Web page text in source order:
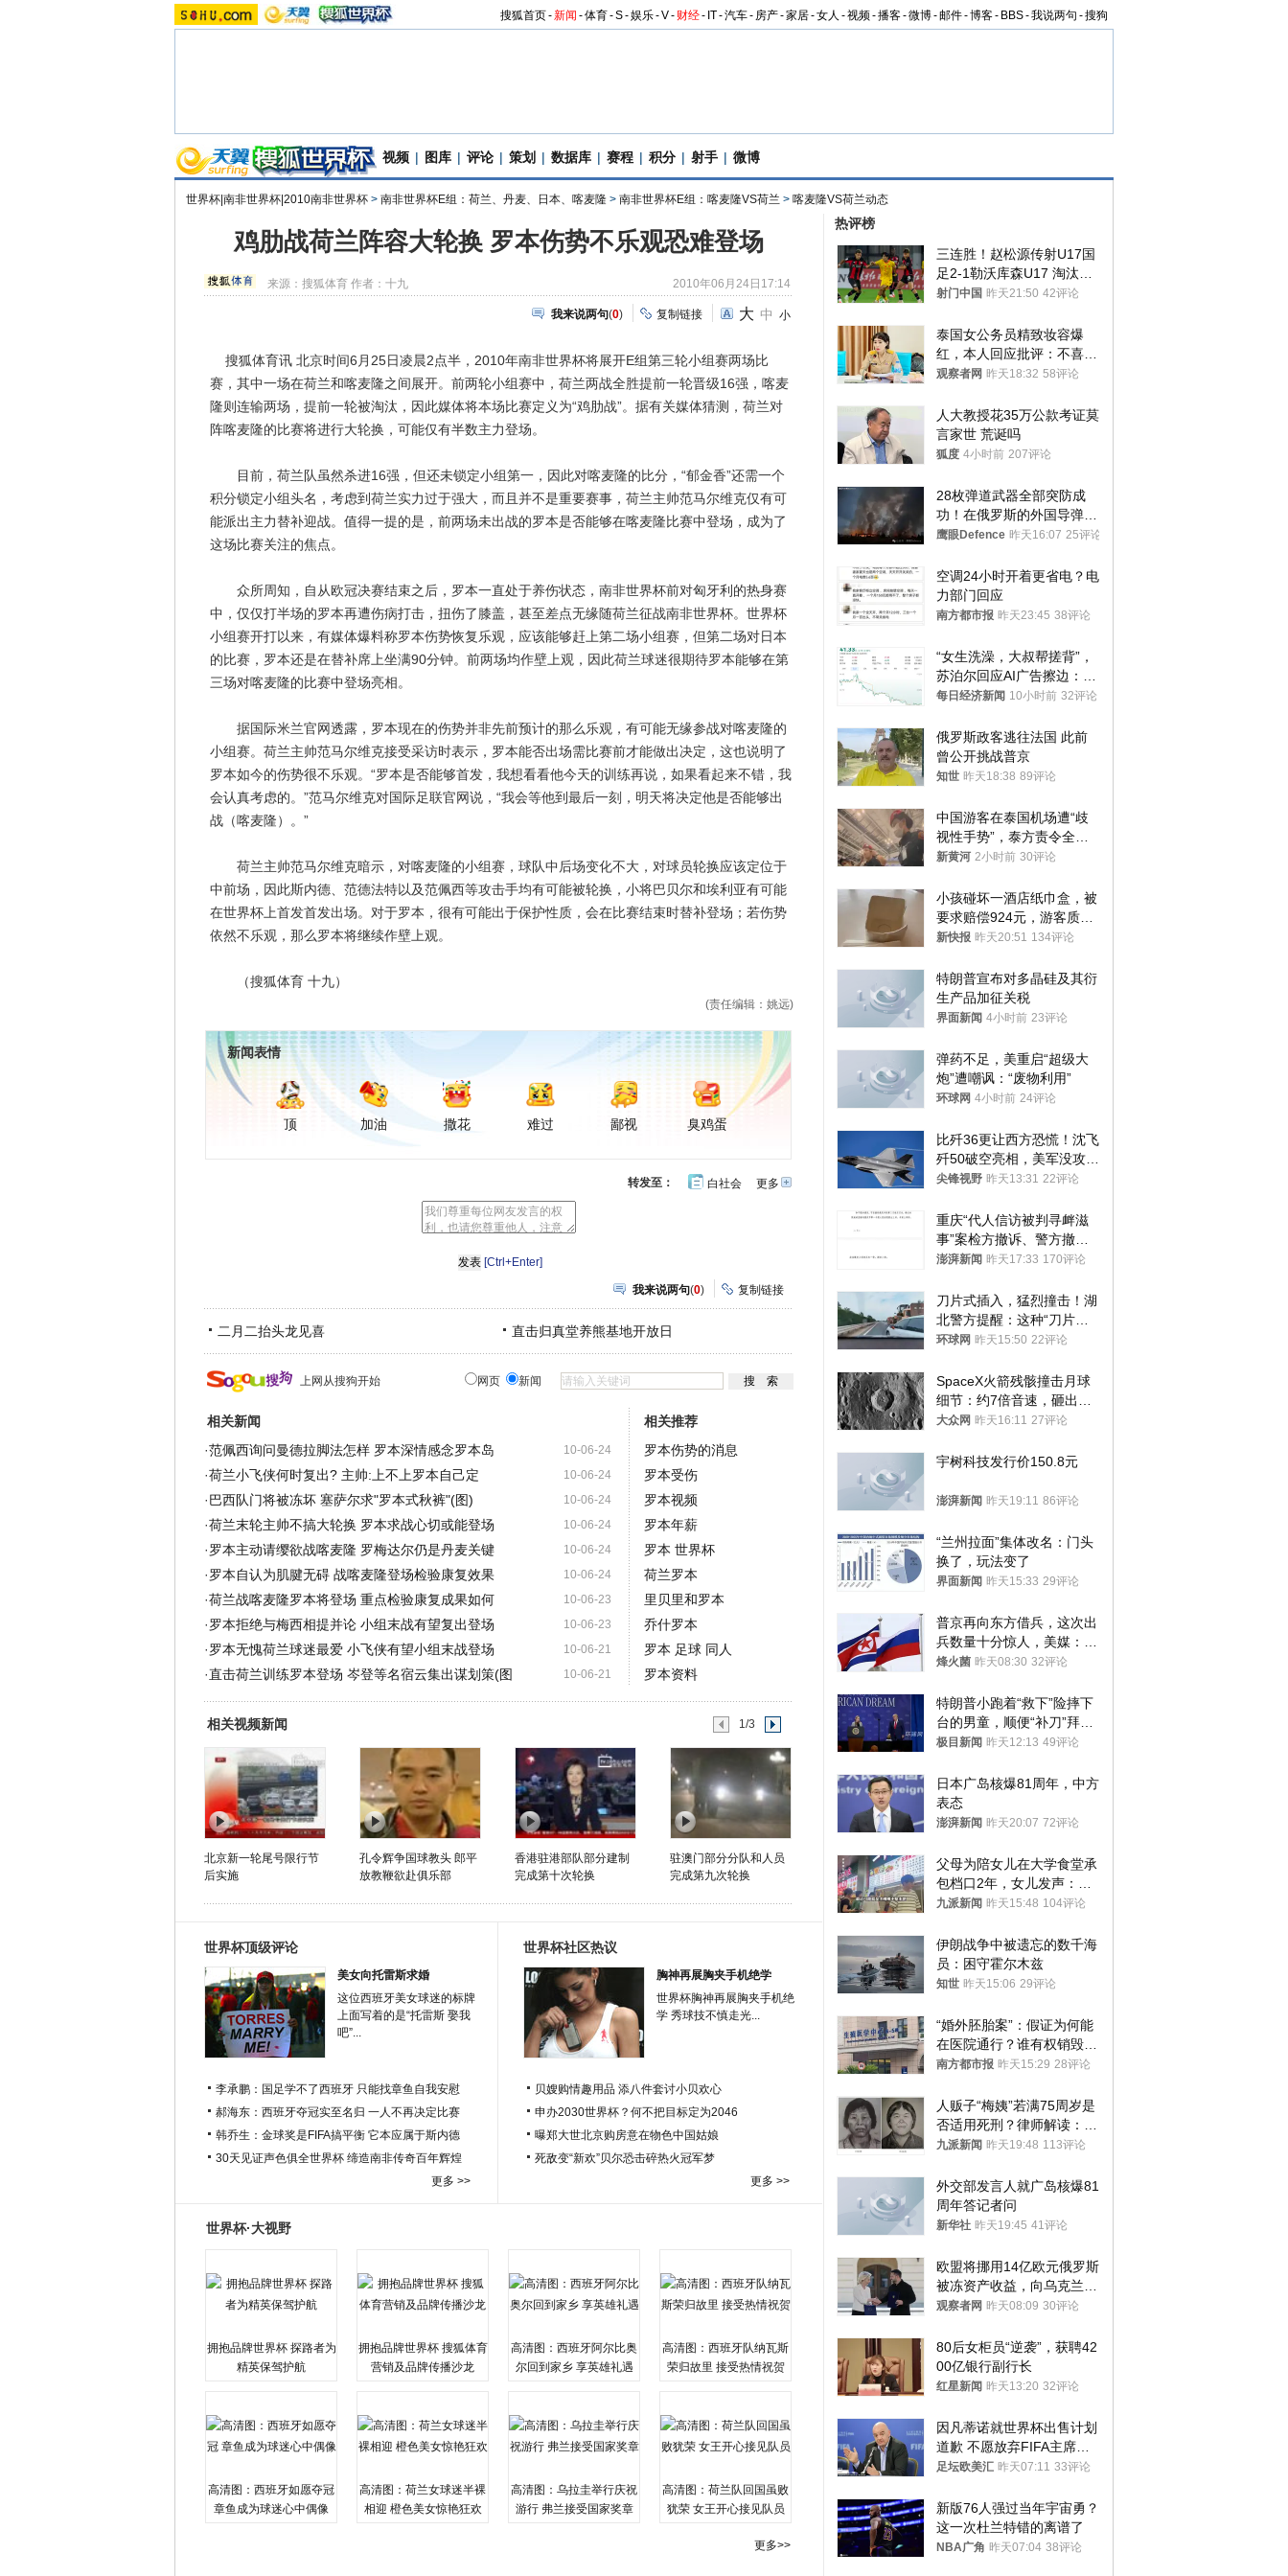
搜狐首页-新闻 -体育-S-娱乐-V- 财经- IT-汽车- 房产-家居-女人 -视频-播客-微博-邮件-博客- BBS-我说两句 -搜狗
视频 | 图库 | 评论 | 策划 | 数据库 | 赛程 | 积分 | 射手 | 微博
世界杯|南非世界杯|2010南非世界杯 > 南非世界杯E组：荷兰、丹麦、日本、喀麦隆 > 南非世界杯E组：喀麦隆VS荷兰 > 喀麦隆VS荷兰动态
鸡肋战荷兰阵容大轮换 罗本伤势不乐观恐难登场
来源：搜狐体育 作者：十九 2010年06月24日17:14
我来说两句(0) 复制链接 大 中 小
搜狐体育讯 北京时间6月25日凌晨2点半，2010年南非世界杯将展开E组第三轮小组赛两场比
赛，其中一场在荷兰和喀麦隆之间展开。前两轮小组赛中，荷兰两战全胜提前一轮晋级16强，喀麦
隆则连输两场，提前一轮被淘汰，因此媒体将本场比赛定义为“鸡肋战”。据有关媒体猜测，荷兰对
阵喀麦隆的比赛将进行大轮换，可能仅有半数主力登场。
目前，荷兰队虽然杀进16强，但还未锁定小组第一，因此对喀麦隆的比分，“郁金香”还需一个
积分锁定小组头名，考虑到荷兰实力过于强大，而且并不是重要赛事，荷兰主帅范马尔维克仅有可
能派出主力替补迎战。值得一提的是，前两场未出战的罗本是否能够在喀麦隆比赛中登场，成为了
这场比赛关注的焦点。
众所周知，自从欧冠决赛结束之后，罗本一直处于养伤状态，南非世界杯前对匈牙利的热身赛
中，仅仅打半场的罗本再遭伤病打击，扭伤了膝盖，甚至差点无缘随荷兰征战南非世界杯。世界杯
小组赛开打以来，有媒体爆料称罗本伤势恢复乐观，应该能够赶上第二场小组赛，但第二场对日本
的比赛，罗本还是在替补席上坐满90分钟。前两场均作壁上观，因此荷兰球迷很期待罗本能够在第
三场对喀麦隆的比赛中登场亮相。
据国际米兰官网透露，罗本现在的伤势并非先前预计的那么乐观，有可能无缘参战对喀麦隆的
小组赛。荷兰主帅范马尔维克接受采访时表示，罗本能否出场需比赛前才能做出决定，这也说明了
罗本如今的伤势很不乐观。“罗本是否能够首发，我想看看他今天的训练再说，如果看起来不错，我
会认真考虑的。”范马尔维克对国际足联官网说，“我会等他到最后一刻，明天将决定他是否能够出
战（喀麦隆）。”
荷兰主帅范马尔维克暗示，对喀麦隆的小组赛，球队中后场变化不大，对球员轮换应该定位于
中前场，因此斯内德、范德法特以及范佩西等攻击手均有可能被轮换，小将巴贝尔和埃利亚有可能
在世界杯上首发首发出场。对于罗本，很有可能出于保护性质，会在比赛结束时替补登场；若伤势
依然不乐观，那么罗本将继续作壁上观。
（搜狐体育 十九）
(责任编辑：姚远)
新闻表情
顶 加油 撒花 难过 鄙视 臭鸡蛋
更多开
转发至： 白社会
[Ctrl+Enter]
我来说两句(0) 复制链接
二月二抬头龙见喜 直击归真堂养熊基地开放日
上网从搜狗开始 网页 新闻
相关新闻
10-06-24
·范佩西询问曼德拉脚法怎样 罗本深情感念罗本岛
10-06-24
·荷兰小飞侠何时复出? 主帅:上不上罗本自己定
10-06-24
·巴西队门将被冻坏 塞萨尔求"罗本式秋裤"(图)
10-06-24
·荷兰末轮主帅不搞大轮换 罗本求战心切或能登场
10-06-24
·罗本主动请缨欲战喀麦隆 罗梅达尔仍是丹麦关键
10-06-24
·罗本自认为肌腱无碍 战喀麦隆登场检验康复效果
10-06-23
·荷兰战喀麦隆罗本将登场 重点检验康复成果如何
10-06-23
·罗本拒绝与梅西相提并论 小组末战有望复出登场
10-06-21
·罗本无愧荷兰球迷最爱 小飞侠有望小组末战登场
10-06-21
·直击荷兰训练罗本登场 岑登等名宿云集出谋划策(图
相关推荐
罗本伤势的消息
罗本受伤
罗本视频
罗本年薪
罗本 世界杯
荷兰罗本
里贝里和罗本
乔什罗本
罗本 足球 同人
罗本资料
相关视频新闻 1/3
北京新一轮尾号限行节
后实施
孔令辉争国球教头 郎平
放教鞭欲赴俱乐部
香港驻港部队部分建制
完成第十次轮换
驻澳门部分分队和人员
完成第九次轮换
世界杯顶级评论
美女向托雷斯求婚
这位西班牙美女球迷的标牌
上面写着的是“托雷斯 娶我
吧”...
李承鹏：国足学不了西班牙 只能找章鱼自我安慰
郝海东：西班牙夺冠实至名归 一人不再决定比赛
韩乔生：金球奖是FIFA搞平衡 它本应属于斯内德
30天见证声色俱全世界杯 缔造南非传奇百年辉煌
更多 >>
世界杯社区热议
胸神再展胸夹手机绝学
世界杯胸神再展胸夹手机绝
学 秀球技不慎走光...
贝嫂购情趣用品 添八件套讨小贝欢心
申办2030世界杯？何不把目标定为2046
曝郑大世北京购房意在物色中国姑娘
死敌变“新欢”贝尔恐击碎热火冠军梦
更多 >>
世界杯·大视野
拥抱品牌世界杯 探路者为
精英保驾护航
拥抱品牌世界杯 搜狐体育
营销及品牌传播沙龙
高清图：西班牙阿尔比奥
尔回到家乡 享英雄礼遇
高清图：西班牙队纳瓦斯
荣归故里 接受热情祝贺
高清图：西班牙如愿夺冠
章鱼成为球迷心中偶像
高清图：荷兰女球迷半裸
相迎 橙色美女惊艳狂欢
高清图：乌拉圭举行庆祝
游行 弗兰接受国家奖章
高清图：荷兰队回国虽败
犹荣 女王开心接见队员
更多>>
热评榜
三连胜！赵松源传射U17国
足2-1勒沃库森U17 淘汰赛
将战河床
射门中国 昨天21:50 42评论
泰国女公务员精致妆容爆
红，本人回应批评：不喜欢
就别看
观察者网 昨天18:32 58评论
人大教授花35万公款考证莫
言家世 荒诞吗
狐度 4小时前 207评论
28枚弹道武器全部突防成
功！在俄罗斯的外国导弹发
射车都是合法打击目标
鹰眼Defence 昨天16:07 25评论
空调24小时开着更省电？电
力部门回应
南方都市报 昨天23:45 38评论
“女生洗澡，大叔帮搓背”，
苏泊尔回应AI广告擦边：视
频全下架，已强化内容管理
每日经济新闻 10小时前 32评论
俄罗斯政客逃往法国 此前
曾公开挑战普京
知世 昨天18:38 89评论
中国游客在泰国机场遭“歧
视性手势”，泰方责令全面
调查，对责任人采取最严厉
新黄河 2小时前 30评论
小孩碰坏一酒店纸巾盒，被
要求赔偿924元，游客质疑
酒店房客物品超高标价，市
新快报 昨天20:51 134评论
特朗普宣布对多晶硅及其衍
生产品加征关税
界面新闻 4小时前 23评论
弹药不足，美重启“超级大
炮”遭嘲讽：“废物利用”
环球网 4小时前 24评论
比歼36更让西方恐慌！沈飞
歼50破空亮相，美军没攻克
的技术被拿下
尖锋视野 昨天13:31 22评论
重庆“代人信访被判寻衅滋
事”案检方撤诉、警方撤
案，两被告人获国赔
澎湃新闻 昨天17:33 170评论
刀片式插入，猛烈撞击！湖
北警方提醒：这种“刀片超
车”，太危险了
环球网 昨天15:50 22评论
SpaceX火箭残骸撞击月球
细节：约7倍音速，砸出直
径约30米撞击坑
大众网 昨天16:11 27评论
宇树科技发行价150.8元
澎湃新闻 昨天19:11 86评论
“兰州拉面”集体改名：门头
换了，玩法变了
界面新闻 昨天15:33 29评论
普京再向东方借兵，这次出
兵数量十分惊人，美媒：俄
朝要动真格？
烽火菌 昨天08:30 32评论
特朗普小跑着“救下”险摔下
台的男童，顺便“补刀”拜
登：“我可不想他像拜登一
极目新闻 昨天12:13 49评论
日本广岛核爆81周年，中方
表态
澎湃新闻 昨天20:07 72评论
父母为陪女儿在大学食堂承
包档口2年，女儿发声：初
衷是为了陪伴，毕业后将不
九派新闻 昨天15:48 104评论
伊朗战争中被遗忘的数千海
员：困守霍尔木兹
知世 昨天15:06 29评论
“婚外胚胎案”：假证为何能
在医院通行？谁有权销毁胚
胎？
南方都市报 昨天15:29 28评论
人贩子“梅姨”若满75周岁是
否适用死刑？律师解读：很
大概率不会被判处死刑
九派新闻 昨天19:48 113评论
外交部发言人就广岛核爆81
周年答记者问
新华社 昨天19:45 41评论
欧盟将挪用14亿欧元俄罗斯
被冻资产收益，向乌克兰提
供援助
观察者网 昨天08:09 30评论
80后女柜员“逆袭”，获聘42
00亿银行副行长
红星新闻 昨天13:20 32评论
因凡蒂诺就世界杯出售计划
道歉 不愿放弃FIFA主席职
位
足坛欧美汇 昨天07:11 33评论
新版76人强过当年宇宙勇？
这一次杜兰特错的离谱了
NBA广角 昨天07:04 38评论